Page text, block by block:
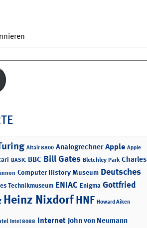
Altair 8800 Analogrechner Apple Apple
BASIC BBC Bill Gates Bletchley Park Charles
Computer History Museum Deutsches
Technikmuseum ENIAC Enigma Gottfried
Heinz NixdorfHNF Howard Aiken
Intel 8088 Internet John von Neumann